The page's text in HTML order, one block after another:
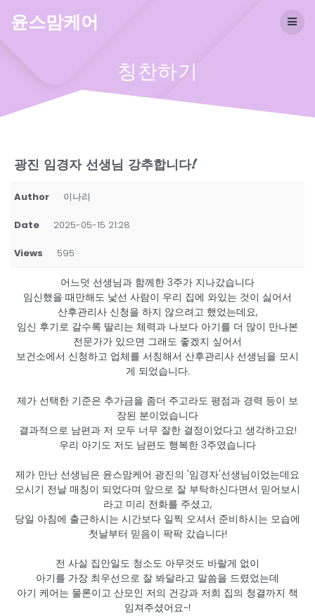
윤스맘케어
칭찬하기
광진 임경자 선생님 강추합니다!
Author 이나리
Date 2025-05-15 21:28
Views 595
어느덧 선생님과 함께한 3주가 지나갔습니다
임신했을 때만해도 낯선 사람이 우리 집에 와있는 것이 싫어서
산후관리사 신청을 하지 않으려고 했었는데요,
임신 후기로 갈수록 딸리는 체력과 나보다 아기를 더 많이 만나본
전문가가 있으면 그래도 좋겠지 싶어서
보건소에서 신청하고 업체를 서칭해서 산후관리사 선생님을 모시
게 되었습니다.
제가 선택한 기준은 추가금을 좀더 주고라도 평점과 경력 등이 보
장된 분이었습니다
결과적으로 남편과 저 모두 너무 잘한 결정이었다고 생각하고요!
우리 아기도 저도 남편도 행복한 3주였습니다
제가 만난 선생님은 윤스맘케어 광진의 '임경자'선생님이었는데요
오시기 전날 매칭이 되었다며 앞으로 잘 부탁하신다면서 믿어보시
라고 미리 전화를 주셨고,
당일 아침에 출근하시는 시간보다 일찍 오셔서 준비하시는 모습에
첫날부터 믿음이 팍팍 갔습니다!
전 사실 집안일도 청소도 아무것도 바랄게 없이
아기를 가장 최우선으로 잘 봐달라고 말씀을 드렸었는데
아기 케어는 물론이고 산모인 저의 건강과 저희 집의 청결까지 책
임져주셨어요~!